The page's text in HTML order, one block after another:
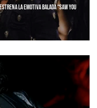
LA EMOTIVA BALADA “SAW YOU